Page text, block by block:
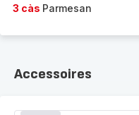
3 càs Parmesan
Accessoires